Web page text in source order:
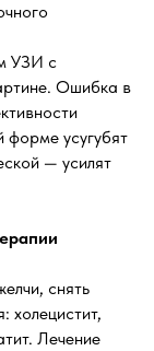
УЗИ с
Ошибка в
форме усугубят
— усилят
снять
холецистит,
Лечение